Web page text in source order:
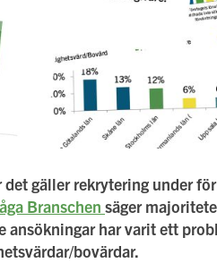
gäller rekrytering under
Branschen säger
har varit ett
bovärdar.